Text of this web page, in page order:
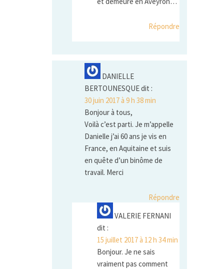
Répondre
DANIELLE
BERTOUNESQUEdit :
30 juin 2017 à 9 h 38 min
Bonjour à tous,
Voilà c’est parti. Je m’appelle
Danielle j’ai 60 ans je vis en
France, en Aquitaine et suis
en quête d’un binôme de
travail. Merci
Répondre
VALERIE FERNANI
dit :
15 juillet 2017 à 12 h 34 min
Bonjour. Je ne sais
vraiment pas comment